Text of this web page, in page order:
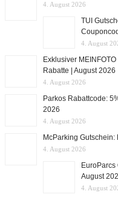
4. August 2026
TUI
4. August
Exklusiver
Rabatte | August 2026
4. August 2026
Parkos Rabattcode:
2026
4. August 2026
McParking Gutschein:
4. August 2026
EuroParcs
August
4. August